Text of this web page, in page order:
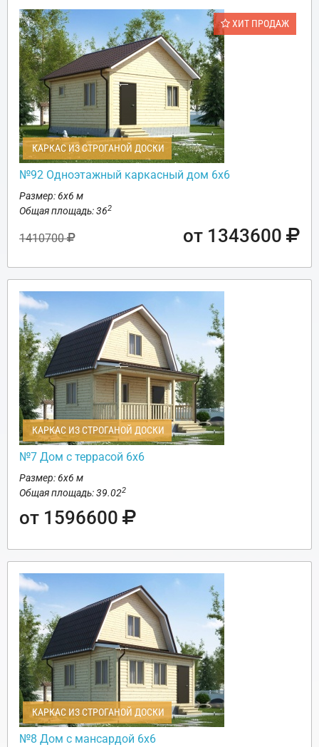
ХИТ ПРОДАЖ
КАРКАС ИЗ СТРОГАНОЙ ДОСКИ
№92 Одноэтажный каркасный дом 6х6
Размер: 6х6 м
Общая площадь: 362
1410700 от 1343600
КАРКАС ИЗ СТРОГАНОЙ ДОСКИ
№7 Дом с террасой 6х6
Размер: 6х6 м
Общая площадь: 39.022
от 1596600
КАРКАС ИЗ СТРОГАНОЙ ДОСКИ
№8 Дом с мансардой 6х6